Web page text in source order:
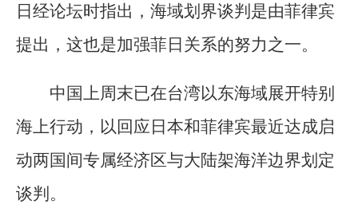
日经论坛时指出，海域划界谈判是由菲律宾
提出，这也是加强菲日关系的努力之一。
中国上周末已在台湾以东海域展开特别
海上行动，以回应日本和菲律宾最近达成启
动两国间专属经济区与大陆架海洋边界划定
谈判。